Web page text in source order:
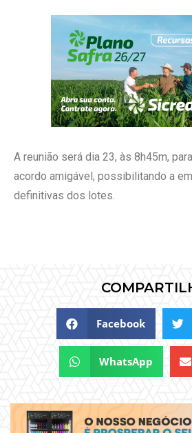
A reunião será dia 23, às 8h45m,
acordo amigável, possibilitando a
definitivas dos lotes.
Facebook
WhatsApp